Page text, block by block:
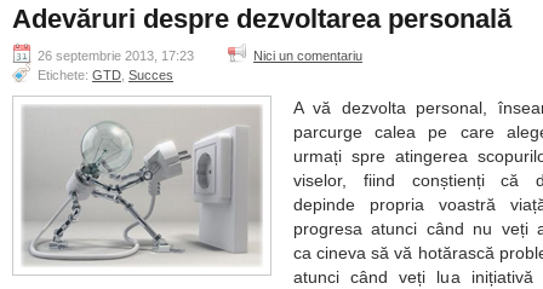
Adevăruri despre dezvoltarea personală
26 septembrie 2013, 17:23
Nici un comentariu
Etichete: GTD Succes
A vă dezvolta personal,
parcurge calea pe care
urmați spre atingerea
viselor, fiind conștienți că
depinde propria voastră
progresa atunci când nu veți
ca cineva să vă hotărască
atunci când veți lua inițiativă